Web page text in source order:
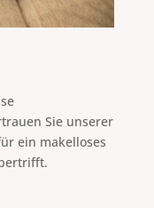
Sie unserer
ein makelloses